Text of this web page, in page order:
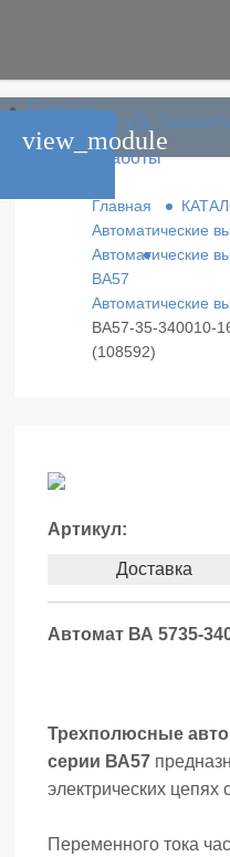
phone_in_talk
Главная
Каталог
Условия работы
Главная
Автоматические
Автоматические
ВА57
Автоматические
ВА57-35-340010-
(108592)
Артикул:
Доставка
Автомат ВА 5735-
Трехполюсные
серии ВА57
электрических
Переменного тока
view_module